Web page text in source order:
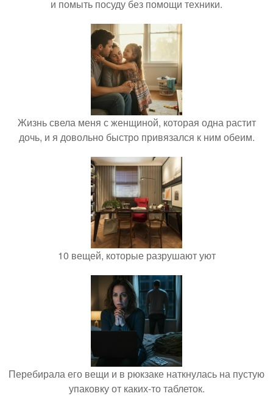
и помыть посуду без помощи техники.
Жизнь свела меня с женщиной, которая одна растит
дочь, и я довольно быстро привязался к ним обеим.
10 вещей, которые разрушают уют
Перебирала его вещи и в рюкзаке наткнулась на пустую
упаковку от каких-то таблеток.